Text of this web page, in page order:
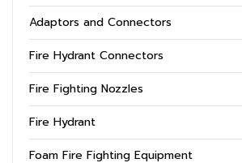
Adaptors and Connectors
Fire Hydrant Connectors
Fire Fighting Nozzles
Fire Hydrant
Foam Fire Fighting Equipment